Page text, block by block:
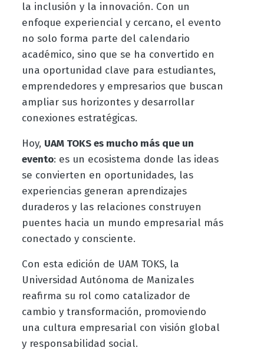
la inclusión y la innovación. Con un
enfoque experiencial y cercano, el evento
no solo forma parte del calendario
académico, sino que se ha convertido en
una oportunidad clave para estudiantes,
emprendedores y empresarios que buscan
ampliar sus horizontes y desarrollar
conexiones estratégicas.
Hoy, UAM TOKS es mucho más que un
evento: es un ecosistema donde las ideas
se convierten en oportunidades, las
experiencias generan aprendizajes
duraderos y las relaciones construyen
puentes hacia un mundo empresarial más
conectado y consciente.
Con esta edición de UAM TOKS, la
Universidad Autónoma de Manizales
reafirma su rol como catalizador de
cambio y transformación, promoviendo
una cultura empresarial con visión global
y responsabilidad social.